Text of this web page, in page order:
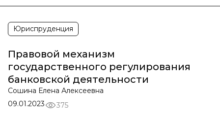
Юриспруденция
Правовой механизм
государственного регулирования
банковской деятельности
Сошина Елена Алексеевна
09.01.2023
375